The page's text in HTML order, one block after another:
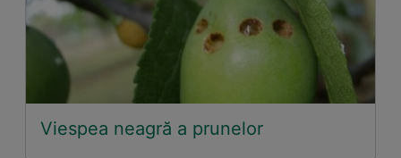
Viespea neagră a prunelor